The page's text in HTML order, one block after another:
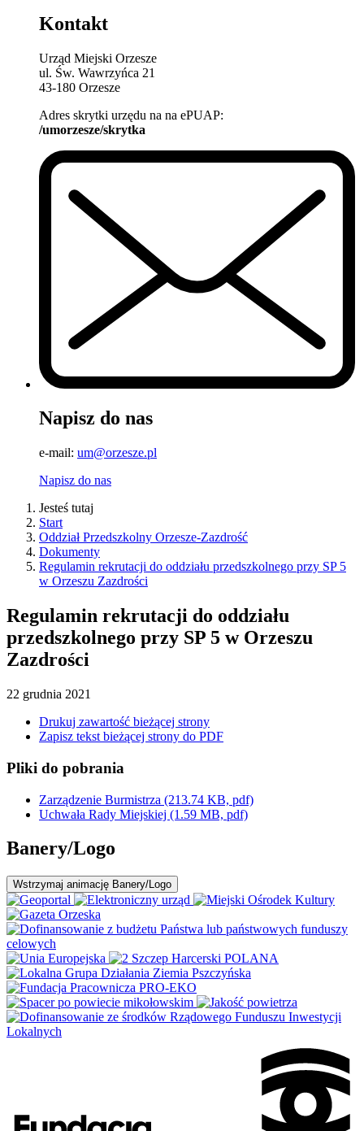
Kontakt
Urząd Miejski Orzesze
ul. Św. Wawrzyńca 21
43-180 Orzesze
Adres skrytki urzędu na na ePUAP:
/umorzesze/skrytka
Napisz do nas
e-mail: um@orzesze.pl
Napisz do nas
Jesteś tutaj
Start
Oddział Przedszkolny Orzesze-Zazdrość
Dokumenty
Regulamin rekrutacji do oddziału przedszkolnego przy SP 5
w Orzeszu Zazdrości
Regulamin rekrutacji do oddziału
przedszkolnego przy SP 5 w Orzeszu
Zazdrości
22 grudnia 2021
Drukuj zawartość bieżącej strony
Zapisz tekst bieżącej strony do PDF
Pliki do pobrania
Zarządzenie Burmistrza (213.74 KB, pdf)
Uchwała Rady Miejskiej (1.59 MB, pdf)
Banery/Logo
Wstrzymaj animację Banery/Logo